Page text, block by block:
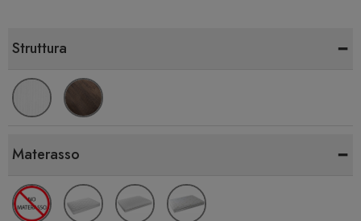
Struttura -
Materasso -